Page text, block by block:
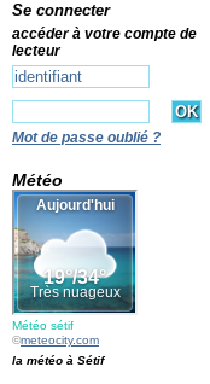
Se connecter
accéder à votre compte de
lecteur
Mot de passe oublié ?
Météo
Météo sétif
©meteocity.com
la météo à Sétif